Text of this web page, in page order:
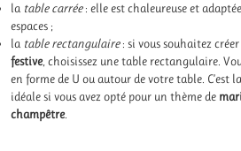
la table carrée: elle est chaleureuse et
espaces ;
la table rectangulaire: si vous souhaitez
festive, choisissez une table rectangulaire.
en forme de U ou autour de votre table. C’est
idéale si vous avez opté pour un thème de
champêtre.